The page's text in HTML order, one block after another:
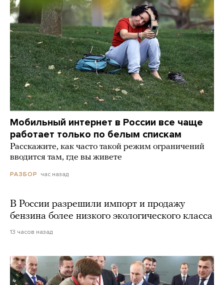
Мобильный интернет в России все чаще
работает только по белым спискам
Расскажите, как часто такой режим ограничений
вводится там, где вы живете
РАЗБОР час назад
В России разрешили импорт и продажу
бензина более низкого экологического класса
13 часов назад